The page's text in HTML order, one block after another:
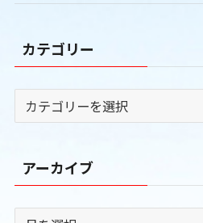
カテゴリー
テ
リ
ー
アーカイブ